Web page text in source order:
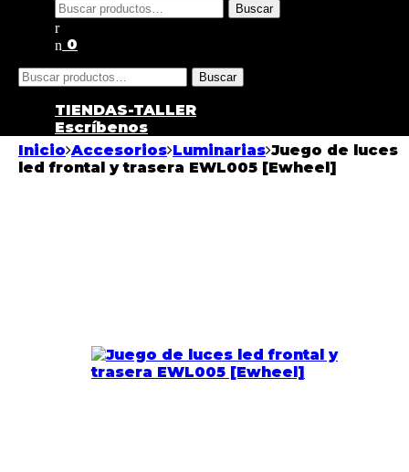
Buscar
0
Buscar
TIENDAS-TALLER
Escríbenos
Inicio Accesorios Luminarias Juego de luces
led frontal y trasera EWL005 [Ewheel]